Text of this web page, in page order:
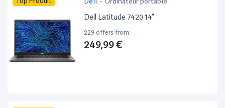
Dell Latitude 7420 14”
229 offers from:
249,99 €